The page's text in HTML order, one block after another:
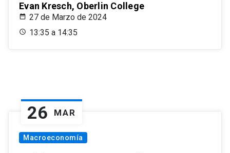
Evan Kresch, Oberlin College
27 de Marzo de 2024
13:35 a 14:35
26 MAR
Macroeconomía